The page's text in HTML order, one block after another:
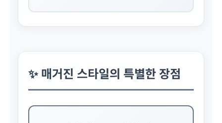
✨ 매거진 스타일의 특별한 장점